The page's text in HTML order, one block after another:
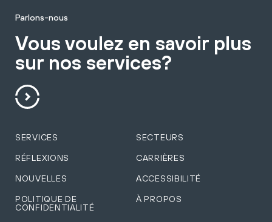
Parlons-nous
Vous voulez en savoir plus
sur nos services?
SERVICES SECTEURS
RÉFLEXIONS CARRIÈRES
NOUVELLES ACCESSIBILITÉ
POLITIQUE DE
CONFIDENTIALITÉ
À PROPOS